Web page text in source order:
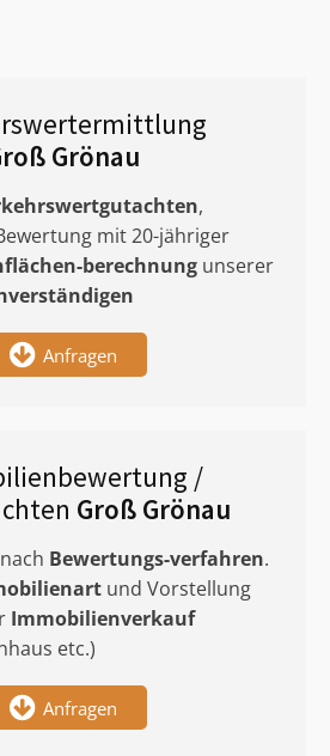
Grönau
,
mit 20-jähriger
berechnung unserer
Anfragen
/
Groß Grönau
Bewertungs-verfahren.
und Vorstellung
Immobilienverkauf
etc.)
Anfragen